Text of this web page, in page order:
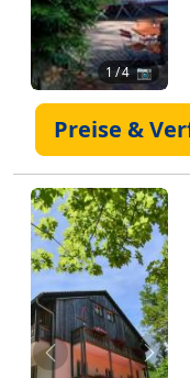
1 / 4 📷
Preise &
Zurück Weiter